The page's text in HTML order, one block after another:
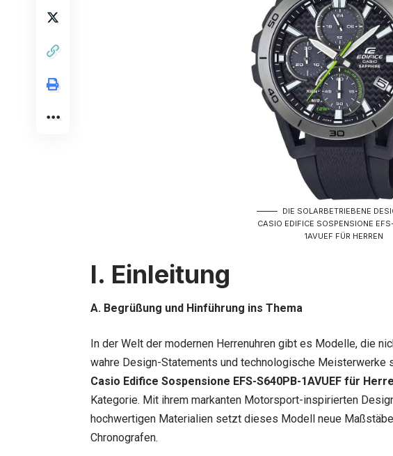
DIE SOLARBETRIEBENE
CASIO EDIFICE SOSPENSIONE
1AVUEF FÜR HERREN
I. Einleitung
A. Begrüßung und Hinführung ins Thema
In der Welt der modernen Herrenuhren gibt es Modelle, die
wahre Design-Statements und technologische Meisterwerke
Casio Edifice Sospensione EFS-S640PB-1AVUEF für
Kategorie. Mit ihrem markanten Motorsport-inspirierten
hochwertigen Materialien setzt dieses Modell neue
Chronografen.